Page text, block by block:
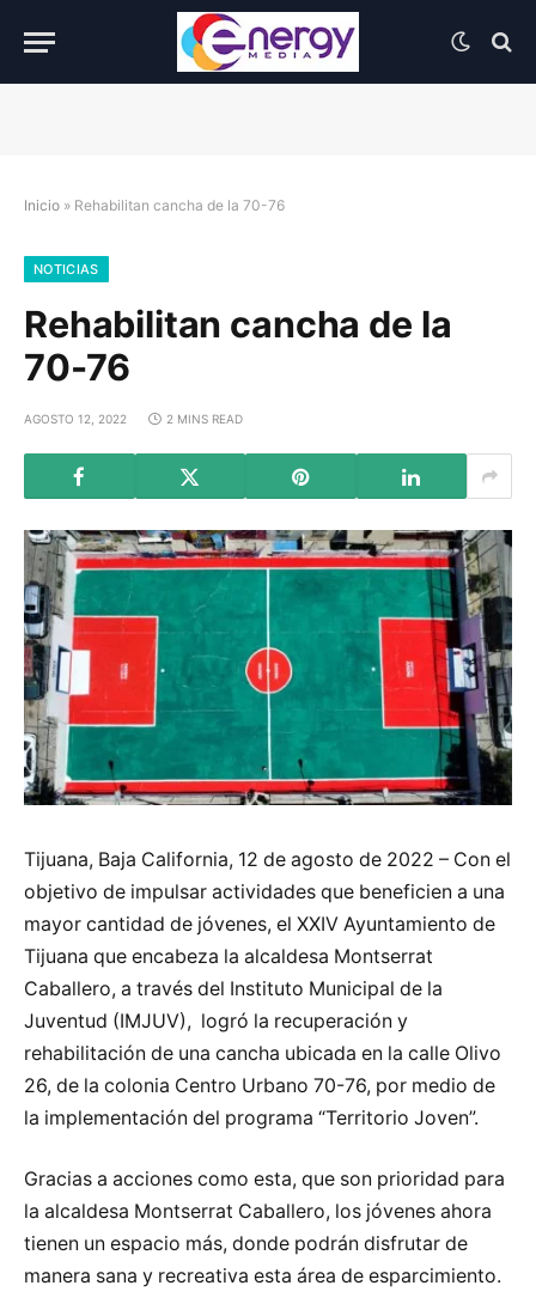
Inicio » Rehabilitan cancha de la 70-76
NOTICIAS
Rehabilitan cancha de la
70-76
AGOSTO 12, 2022 2 MINS READ
Tijuana, Baja California, 12 de agosto de 2022 – Con el
objetivo de impulsar actividades que beneficien a una
mayor cantidad de jóvenes, el XXIV Ayuntamiento de
Tijuana que encabeza la alcaldesa Montserrat
Caballero, a través del Instituto Municipal de la
Juventud (IMJUV), logró la recuperación y
rehabilitación de una cancha ubicada en la calle Olivo
26, de la colonia Centro Urbano 70-76, por medio de
la implementación del programa “Territorio Joven”.
Gracias a acciones como esta, que son prioridad para
la alcaldesa Montserrat Caballero, los jóvenes ahora
tienen un espacio más, donde podrán disfrutar de
manera sana y recreativa esta área de esparcimiento.